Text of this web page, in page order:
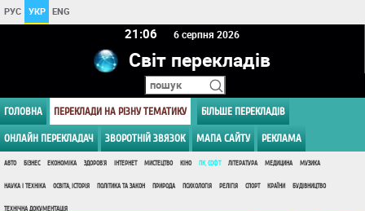
РУС УКР ENG
21:06 6 серпня 2026
Світ перекладів
ГОЛОВНА ПЕРЕКЛАДИ НА РІЗНУ ТЕМАТИКУ БІЛЬШЕ ПЕРЕКЛАДІВ
ОНЛАЙН ПЕРЕКЛАДАЧ ЗВОРОТНІЙ ЗВЯЗОК МАПА САЙТУ РЕКЛАМА
АВТО БІЗНЕС ЕКОНОМІКА ЗДОРОВ'Я ІНТЕРНЕТ МИСТЕЦТВО КІНО ПК, СОФТ ЛІТЕРАТУРА МЕДИЦИНА МУЗИКА
НАУКА І ТЕХНІКА ОСВІТА, ІСТОРІЯ ПОЛІТИКА ТА ЗАКОН ПРИРОДА ПСИХОЛОГІЯ РЕЛІГІЯ СПОРТ КРАЇНИ БУДІВНИЦТВО
ТЕХНІЧНА ДОКУМЕНТАЦІЯ